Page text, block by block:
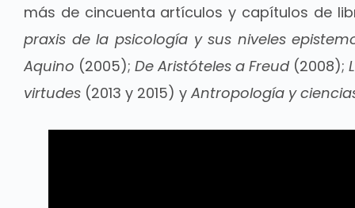
más de cincuenta artículos y capítulos de
praxis de la psicología y sus niveles
Aquino (2005); De Aristóteles a Freud (2008);
virtudes (2013 y 2015) y Antropología y